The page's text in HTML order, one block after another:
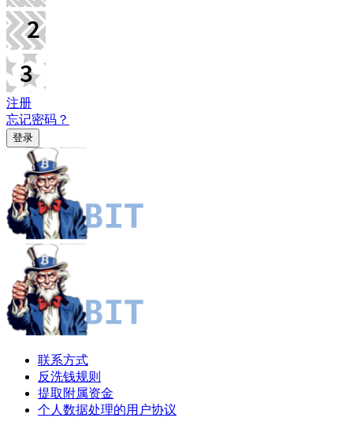
注册
忘记密码？
联系方式
反洗钱规则
提取附属资金
个人数据处理的用户协议